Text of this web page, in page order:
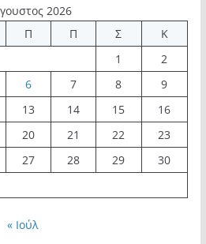
2026
Π Π Σ
Κ
1
2
6 7 8
9
13 14 15
16
20 21 22
23
27 28 29
30
« Ιούλ